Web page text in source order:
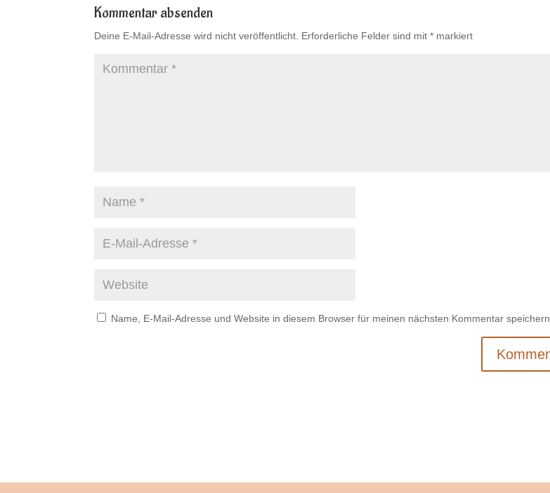
Kommentar absenden
Deine E-Mail-Adresse wird nicht veröffentlicht. Erforderliche Felder sind mit* markiert
Name, E-Mail-Adresse und Website in diesem Browser für meinen nächsten Kommentar speichern.